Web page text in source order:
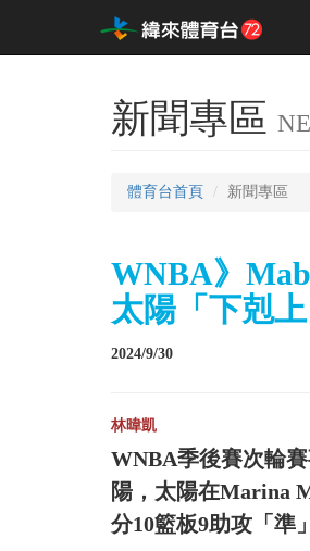
新聞專區
體育台首頁 新聞專區
WNBA》
太陽「下剋
2024/9/30
林暐凱
WNBA季後賽次輪
陽，太陽在Marina
分10籃板9助攻「準